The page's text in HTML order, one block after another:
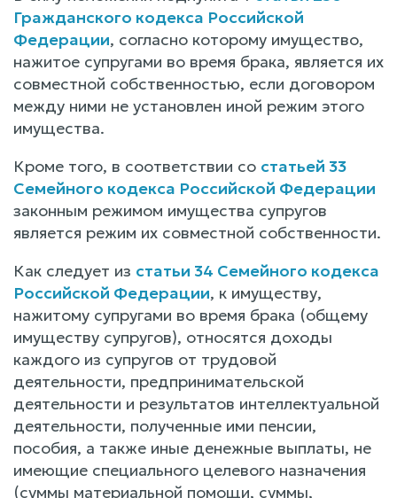
Гражданского кодекса Российской
Федерации, согласно которому имущество,
нажитое супругами во время брака, является их
совместной собственностью, если договором
между ними не установлен иной режим этого
имущества.
Кроме того, в соответствии со статьей 33
Семейного кодекса Российской Федерации
законным режимом имущества супругов
является режим их совместной собственности.
Как следует из статьи 34 Семейного кодекса
Российской Федерации, к имуществу,
нажитому супругами во время брака (общему
имуществу супругов), относятся доходы
каждого из супругов от трудовой
деятельности, предпринимательской
деятельности и результатов интеллектуальной
деятельности, полученные ими пенсии,
пособия, а также иные денежные выплаты, не
имеющие специального целевого назначения
(суммы материальной помощи, суммы,